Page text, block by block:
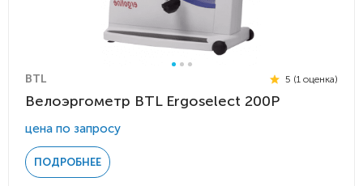
BTL 5 (1 оценка)
Велоэргометр BTL Ergoselect 200P
цена по запросу
ПОДРОБНЕЕ